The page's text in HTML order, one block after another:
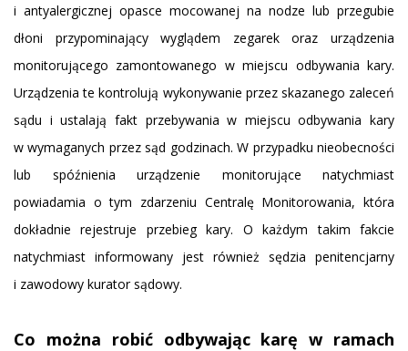
i antyalergicznej opasce mocowanej na nodze lub przegubie
dłoni przypominający wyglądem zegarek oraz urządzenia
monitorującego zamontowanego w miejscu odbywania kary.
Urządzenia te kontrolują wykonywanie przez skazanego zaleceń
sądu i ustalają fakt przebywania w miejscu odbywania kary
w wymaganych przez sąd godzinach. W przypadku nieobecności
lub spóźnienia urządzenie monitorujące natychmiast
powiadamia o tym zdarzeniu Centralę Monitorowania, która
dokładnie rejestruje przebieg kary. O każdym takim fakcie
natychmiast informowany jest również sędzia penitencjarny
i zawodowy kurator sądowy.
Co można robić odbywając karę w ramach